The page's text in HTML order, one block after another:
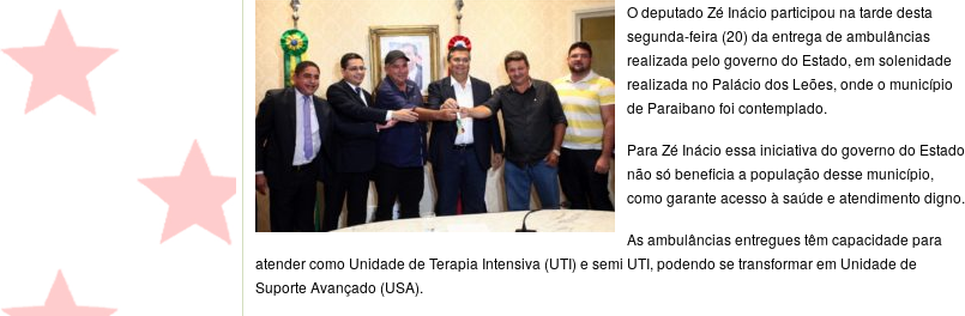
O deputado Zé Inácio participou na tarde desta
segunda-feira (20) da entrega de ambulâncias
realizada pelo governo do Estado, em solenidade
realizada no Palácio dos Leões, onde o município
de Paraibano foi contemplado.
Para Zé Inácio essa iniciativa do governo do Estado
não só beneficia a população desse município,
como garante acesso à saúde e atendimento digno.
As ambulâncias entregues têm capacidade para
atender como Unidade de Terapia Intensiva (UTI) e semi UTI, podendo se transformar em Unidade de
Suporte Avançado (USA).